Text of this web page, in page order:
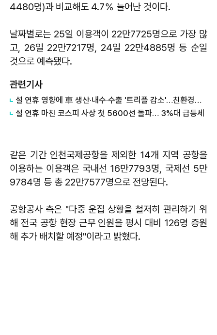
4480명)과 비교해도 4.7％ 늘어난 것이다.
날짜별로는 25일 이용객이 22만7725명으로 가장 많
고, 26일 22만7217명, 24일 22만4885명 등 순일
것으로 예측됐다.
관련기사
설 연휴 영향에 車 생산·내수·수출 '트리플 감소'…친환경차는 선방
설 연휴 마친 코스피 사상 첫 5600선 돌파… 3%대 급등세
같은 기간 인천국제공항을 제외한 14개 지역 공항을
이용하는 이용객은 국내선 16만7793명, 국제선 5만
9784명 등 총 22만7577명으로 전망된다.
공항공사 측은 "다중 운집 상황을 철저히 관리하기 위
해 전국 공항 현장 근무 인원을 평시 대비 126명 증원
해 추가 배치할 예정"이라고 밝혔다.